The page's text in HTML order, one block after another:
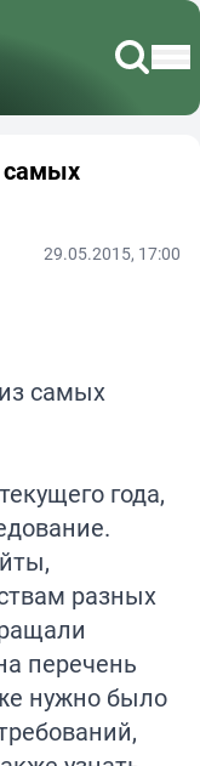
самых
29.05.2015, 17:00
года,
разных
перечень
нужно было